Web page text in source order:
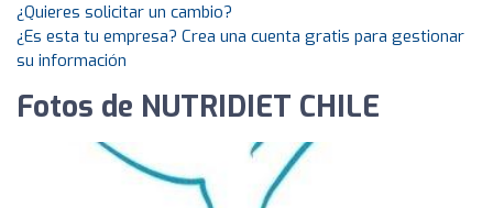
¿Quieres solicitar un cambio?
¿Es esta tu empresa? Crea una cuenta gratis para gestionar
su información
Fotos de NUTRIDIET CHILE